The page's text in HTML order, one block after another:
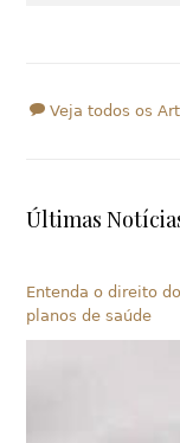
Veja todos os
Últimas
Entenda o direito
planos de saúde